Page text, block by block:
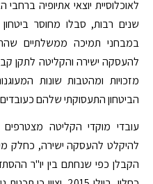
לאוכלוסיית יוצאי אתיופיה
שנים רבות, סבלו מחוסר
במבחני תמיכה ממשלתיים
להעסקה ישירה והקליטה לתקן
מזכויות ומהטבות שונות
הביטחון התעסוקתי שלהם כעובדים
עובדי מוקדי הקליטה
להיקלט להעסקה ישירה, כחלק
הקבלן כפי שנחתם בין יו"ר